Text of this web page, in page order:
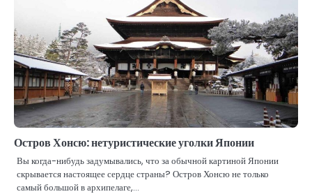
Остров Хонсю: нетуристические уголки Японии
Вы когда-нибудь задумывались, что за обычной картиной Японии
скрывается настоящее сердце страны? Остров Хонсю не только
самый большой в архипелаге,…